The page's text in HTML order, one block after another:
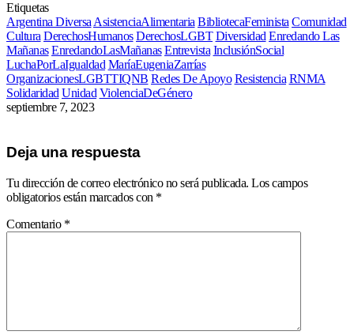
Etiquetas
Argentina Diversa AsistenciaAlimentaria BibliotecaFeminista Comunidad
Cultura DerechosHumanos DerechosLGBT Diversidad Enredando Las
Mañanas EnredandoLasMañanas Entrevista InclusiónSocial
LuchaPorLaIgualdad MaríaEugeniaZarrías
OrganizacionesLGBTTIQNB Redes De Apoyo Resistencia RNMA
Solidaridad Unidad ViolenciaDeGénero
septiembre 7, 2023
Deja una respuesta
Tu dirección de correo electrónico no será publicada. Los campos
obligatorios están marcados con *
Comentario *